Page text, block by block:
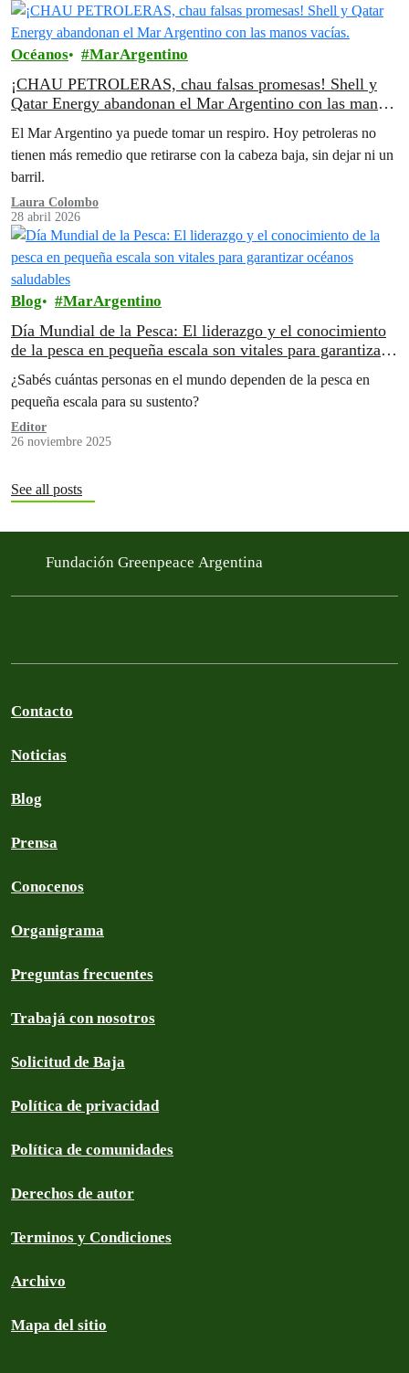
Océanos MarArgentino
¡CHAU PETROLERAS, chau falsas promesas! Shell y
Qatar Energy abandonan el Mar Argentino con las manos
El Mar Argentino ya puede tomar un respiro. Hoy petroleras no
tienen más remedio que retirarse con la cabeza baja, sin dejar ni un
barril.
Laura Colombo
28 abril 2026
Blog MarArgentino
Día Mundial de la Pesca: El liderazgo y el conocimiento
de la pesca en pequeña escala son vitales para garantizar
océanos saludables
¿Sabés cuántas personas en el mundo dependen de la pesca en
pequeña escala para su sustento?
Editor
26 noviembre 2025
See all posts
Fundación Greenpeace Argentina
Contacto
Noticias
Blog
Prensa
Conocenos
Organigrama
Preguntas frecuentes
Trabajá con nosotros
Solicitud de Baja
Política de privacidad
Política de comunidades
Derechos de autor
Terminos y Condiciones
Archivo
Mapa del sitio